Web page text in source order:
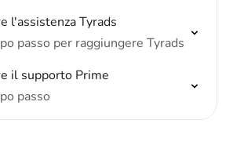
l'assistenza Tyrads
passo per raggiungere Tyrads
il supporto Prime
passo